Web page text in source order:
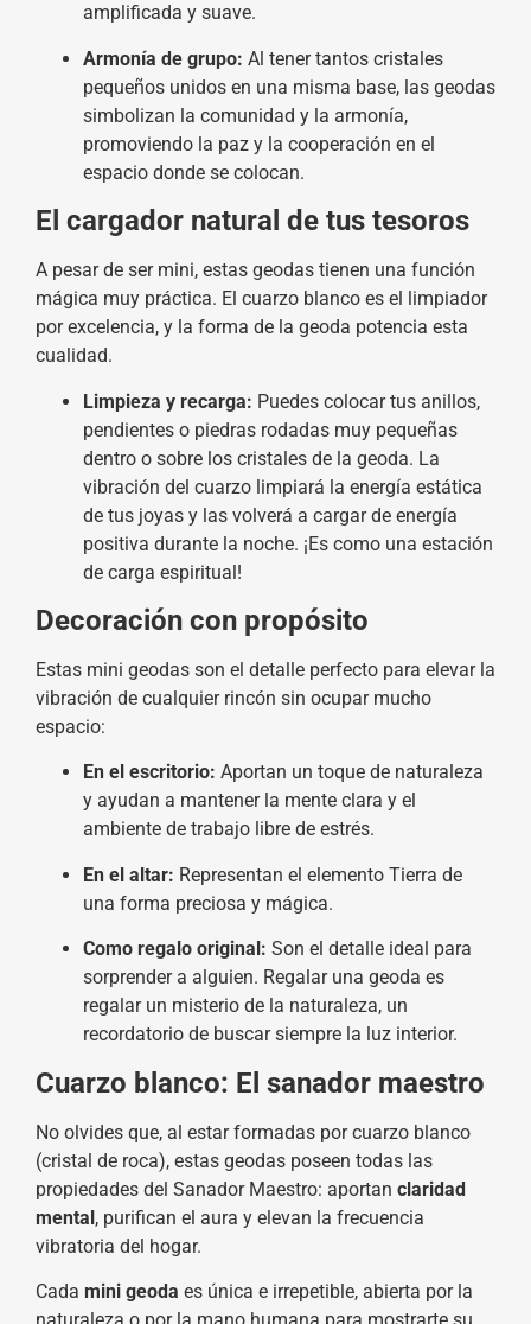
amplificada y suave.
Armonía de grupo: Al tener tantos cristales
pequeños unidos en una misma base, las geodas
simbolizan la comunidad y la armonía,
promoviendo la paz y la cooperación en el
espacio donde se colocan.
El cargador natural de tus tesoros
A pesar de ser mini, estas geodas tienen una función
mágica muy práctica. El cuarzo blanco es el limpiador
por excelencia, y la forma de la geoda potencia esta
cualidad.
Limpieza y recarga: Puedes colocar tus anillos,
pendientes o piedras rodadas muy pequeñas
dentro o sobre los cristales de la geoda. La
vibración del cuarzo limpiará la energía estática
de tus joyas y las volverá a cargar de energía
positiva durante la noche. ¡Es como una estación
de carga espiritual!
Decoración con propósito
Estas mini geodas son el detalle perfecto para elevar la
vibración de cualquier rincón sin ocupar mucho
espacio:
En el escritorio: Aportan un toque de naturaleza
y ayudan a mantener la mente clara y el
ambiente de trabajo libre de estrés.
En el altar: Representan el elemento Tierra de
una forma preciosa y mágica.
Como regalo original: Son el detalle ideal para
sorprender a alguien. Regalar una geoda es
regalar un misterio de la naturaleza, un
recordatorio de buscar siempre la luz interior.
Cuarzo blanco: El sanador maestro
No olvides que, al estar formadas por cuarzo blanco
(cristal de roca), estas geodas poseen todas las
propiedades del Sanador Maestro: aportan claridad
mental, purifican el aura y elevan la frecuencia
vibratoria del hogar.
Cada mini geoda es única e irrepetible, abierta por la